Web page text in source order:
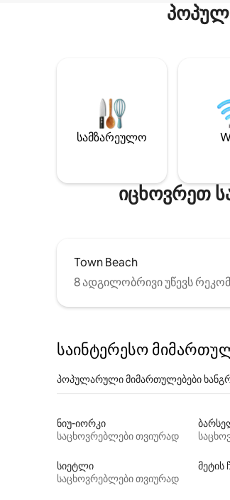
სამზარეულო
იცხოვრეთ
Town Beach
8 ადგილობრივი უწევს
საინტერესო
პოპულარული მიმართულებები
ნიუ-იორკი
საცხოვრებლები თვიურად
სიეტლი
საცხოვრებლები თვიურად
მეტის